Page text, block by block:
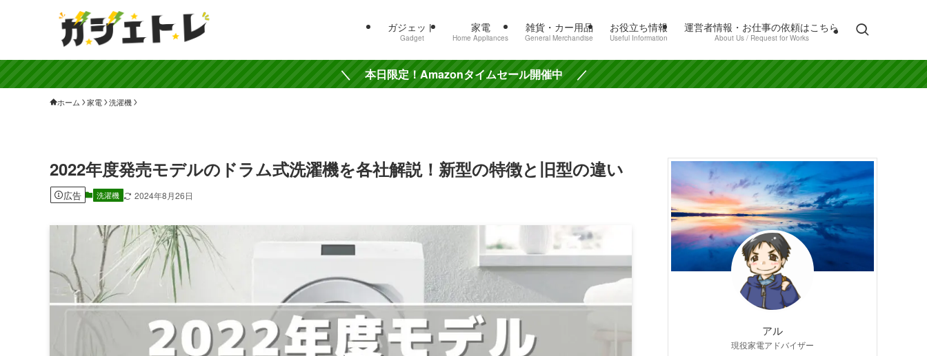
ガジェット
Gadget
家電
Home Appliances
雑貨・カー用品
General Merchandise
お役立ち情報
Useful Information
運営者情報・お仕事の依頼はこちら
About Us / Request for Works
＼ 本日限定！Amazonタイムセール開催中 ／
ホーム 家電 洗濯機
2022年度発売モデルのドラム式洗濯機を各社解説！新型の特徴と旧型の違い
広告 洗濯機 2024年8月26日
アル
現役家電アドバイザー